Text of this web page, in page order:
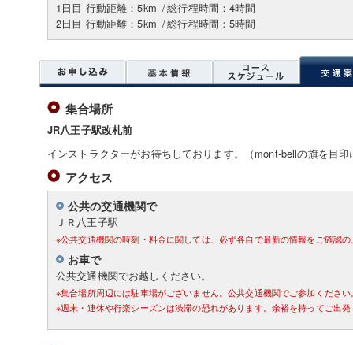
1日目 行動距離：5km /総行程時間：4時間
2日目 行動距離：5km /総行程時間：5時間
集合場所
JR八王子駅改札前
インストラクターがお待ちしております。（mont-bellの旗を目
アクセス
公共の交通機関で
ＪＲ八王子駅
※公共交通機関の時刻・料金に関しては、必ず各自で最新の情報をご確認
お車で
公共交通機関でお越しください。
※集合場所周辺には駐車場がございません。公共交通機関でご参加ください
※週末・連休や行楽シーズンは渋滞の恐れがあります。余裕を持ってご出